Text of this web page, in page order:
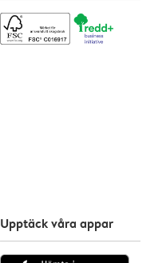
Upptäck våra appar